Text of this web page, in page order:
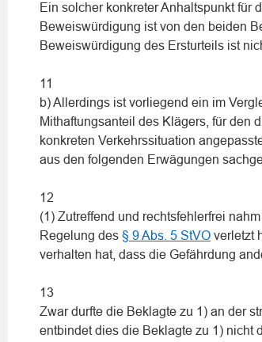
Ein solcher konkreter Anhaltspunkt für
Beweiswürdigung ist von den beiden
Beweiswürdigung des Ersturteils ist
11
b) Allerdings ist vorliegend ein im
Mithaftungsanteil des Klägers, für den
konkreten Verkehrssituation
aus den folgenden Erwägungen
12
(1) Zutreffend und rechtsfehlerfrei
Regelung des § 9 Abs. 5 StVO verletzt
verhalten hat, dass die Gefährdung
13
Zwar durfte die Beklagte zu 1) an der
entbindet dies die Beklagte zu 1) nicht